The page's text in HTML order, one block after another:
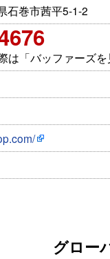
石巻市茜平5-1-2
は「バッファーズを
グロー